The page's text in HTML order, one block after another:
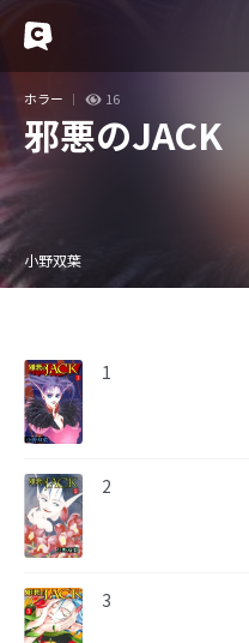
ホラー 16
邪悪のJACK
小野双葉
1
2
3